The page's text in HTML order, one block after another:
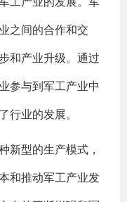
之间的合作和交
和产业升级。通过
参与到军工产业中
行业的发展。
新型的生产模式，
和推动军工产业发